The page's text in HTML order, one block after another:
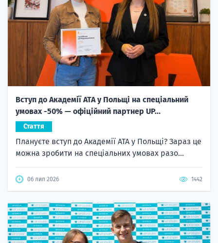
Вступ до Академії ATA у Польщі на спеціальний
умовах -50% — офіційний партнер UP...
Стаття
Плануєте вступ до Академії ATA у Польщі? Зараз це
можна зробити на спеціальних умовах разо...
06 лип 2026 1442